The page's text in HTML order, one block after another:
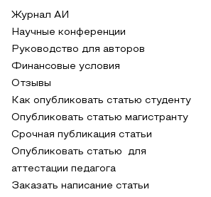
Журнал АИ
Научные конференции
Руководство для авторов
Финансовые условия
Отзывы
Как опубликовать статью студенту
Опубликовать статью магистранту
Срочная публикация статьи
Опубликовать статью для
аттестации педагога
Заказать написание статьи